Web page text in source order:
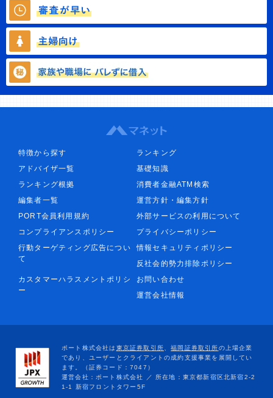
特徴から探す
ランキング
アドバイザ一覧
基礎知識
ランキング根拠
消費者金融ATM検索
編集者一覧
運営方針・編集方針
PORT会員利用規約
外部サービスの利用について
コンプライアンスポリシー
プライバシーポリシー
行動ターゲティング広告につい
て
情報セキュリティポリシー
反社会的勢力排除ポリシー
カスタマーハラスメントポリシ
ー
お問い合わせ
運営会社情報